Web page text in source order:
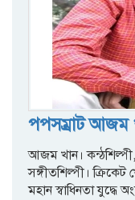
পপসম্রাট আজম
আজম খান।
সঙ্গীতশিল্পী।
মহান স্বাধিনতা যুদ্ধে